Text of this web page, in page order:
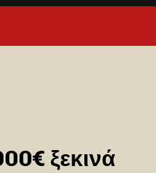
ξεκινά